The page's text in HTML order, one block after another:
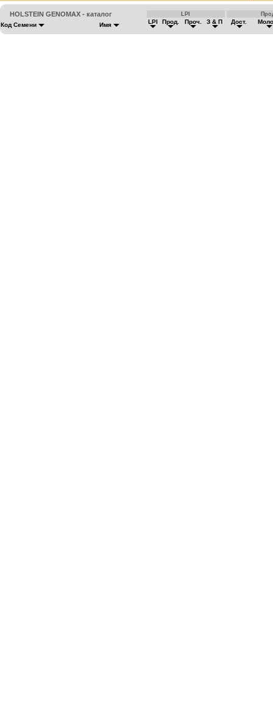
HOLSTEIN GENOMAX - каталог LPI
Код Семени Имя LPI Прод. Проч. З & П Дост.